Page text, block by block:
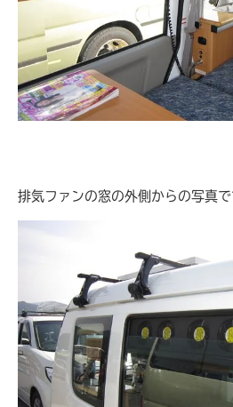
排気ファンの窓の外側からの写真で